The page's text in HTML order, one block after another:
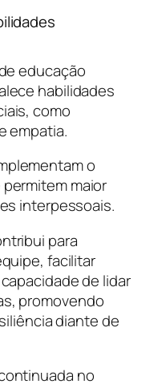
educação
habilidades
como
empatia.
o
maior
interpessoais.
para
facilitar
de lidar
promovendo
diante de
no